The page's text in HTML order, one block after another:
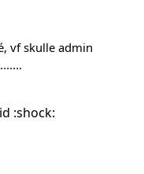
vf skulle admin
:shock: